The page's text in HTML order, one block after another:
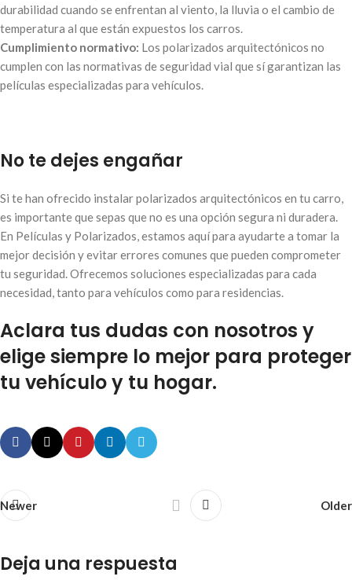
durabilidad cuando se enfrentan al viento, la lluvia o el cambio de
temperatura al que están expuestos los carros.
Cumplimiento normativo: Los polarizados arquitectónicos no
cumplen con las normativas de seguridad vial que sí garantizan las
películas especializadas para vehículos.
No te dejes engañar
Si te han ofrecido instalar polarizados arquitectónicos en tu carro,
es importante que sepas que no es una opción segura ni duradera.
En Películas y Polarizados, estamos aquí para ayudarte a tomar la
mejor decisión y evitar errores comunes que pueden comprometer
tu seguridad. Ofrecemos soluciones especializadas para cada
necesidad, tanto para vehículos como para residencias.
Aclara tus dudas con nosotros y
elige siempre lo mejor para proteger
tu vehículo y tu hogar.
Newer Older
Deja una respuesta